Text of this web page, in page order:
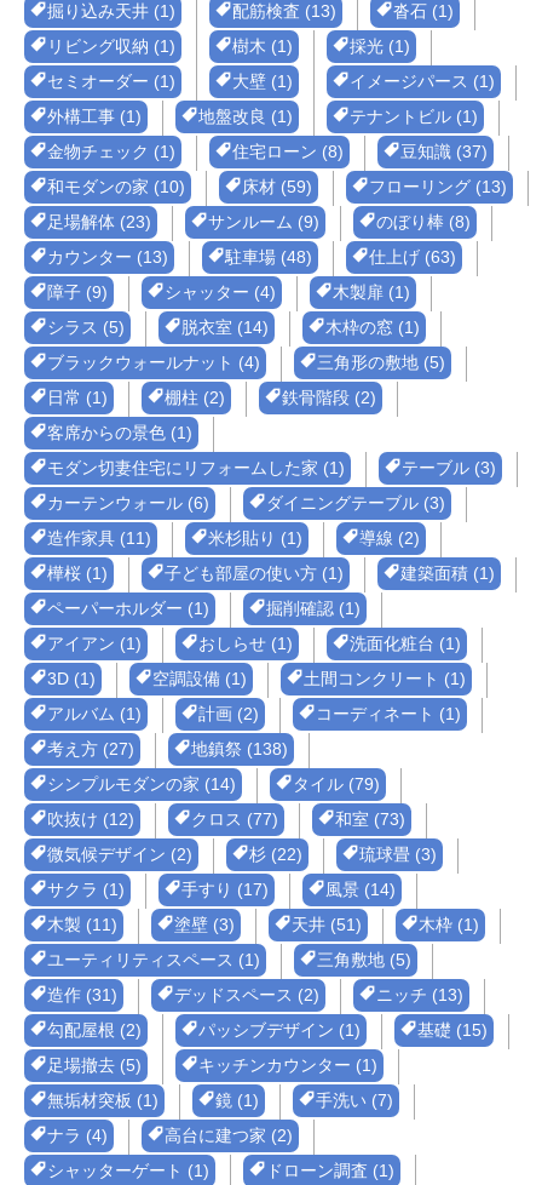
掘り込み天井 (1)
配筋検査 (13)
沓石 (1)
リビング収納 (1)
樹木 (1)
採光 (1)
セミオーダー (1)
大壁 (1)
イメージパース (1)
外構工事 (1)
地盤改良 (1)
テナントビル (1)
金物チェック (1)
住宅ローン (8)
豆知識 (37)
和モダンの家 (10)
床材 (59)
フローリング (13)
足場解体 (23)
サンルーム (9)
のぼり棒 (8)
カウンター (13)
駐車場 (48)
仕上げ (63)
障子 (9)
シャッター (4)
木製扉 (1)
シラス (5)
脱衣室 (14)
木枠の窓 (1)
ブラックウォールナット (4)
三角形の敷地 (5)
日常 (1)
棚柱 (2)
鉄骨階段 (2)
客席からの景色 (1)
モダン切妻住宅にリフォームした家 (1)
テーブル (3)
カーテンウォール (6)
ダイニングテーブル (3)
造作家具 (11)
米杉貼り (1)
導線 (2)
樺桜 (1)
子ども部屋の使い方 (1)
建築面積 (1)
ペーパーホルダー (1)
掘削確認 (1)
アイアン (1)
おしらせ (1)
洗面化粧台 (1)
3D (1)
空調設備 (1)
土間コンクリート (1)
アルバム (1)
計画 (2)
コーディネート (1)
考え方 (27)
地鎮祭 (138)
シンプルモダンの家 (14)
タイル (79)
吹抜け (12)
クロス (77)
和室 (73)
微気候デザイン (2)
杉 (22)
琉球畳 (3)
サクラ (1)
手すり (17)
風景 (14)
木製 (11)
塗壁 (3) 天井 (51)
木枠 (1)
ユーティリティスペース (1)
三角敷地 (5)
造作 (31)
デッドスペース (2)
ニッチ (13)
勾配屋根 (2)
パッシブデザイン (1)
基礎 (15)
足場撤去 (5)
キッチンカウンター (1)
無垢材突板 (1)
鏡 (1)
手洗い (7)
ナラ (4)
高台に建つ家 (2)
シャッターゲート (1)
ドローン調査 (1)